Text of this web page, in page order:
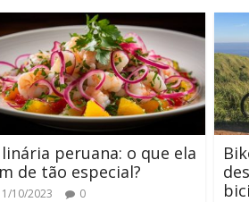
peruana: o que ela
de tão especial?
10/2023 0